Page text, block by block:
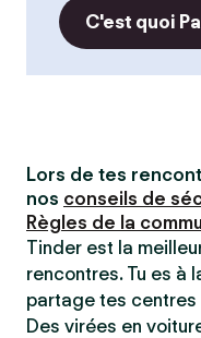
C'est quoi
Lors de tes
nos conseils de
Règles de la
Tinder est la
rencontres. Tu es à
partage tes centres
Des virées en